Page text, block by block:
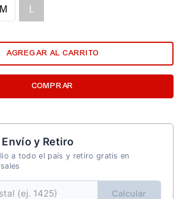
L
M
AGREGAR AL CARRITO
COMPRAR
y Retiro
a todo el país y retiro gratis en
Calcular